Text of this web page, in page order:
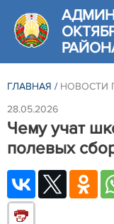
ГЛАВНАЯ / НОВОСТИ
28.05.2026
Чему учат
полевых